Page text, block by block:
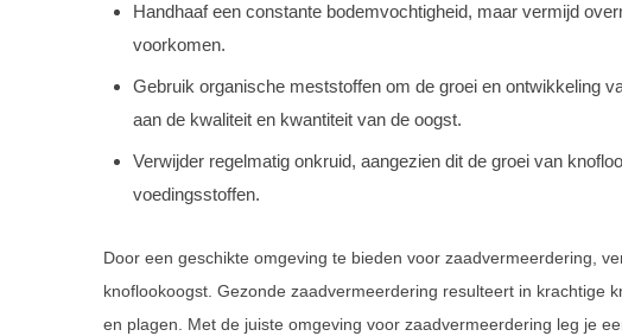
Handhaaf een constante bodemvochtigheid, maar vermijd
voorkomen.
Gebruik organische meststoffen om de groei en ontwikkeling
aan de kwaliteit en kwantiteit van de oogst.
Verwijder regelmatig onkruid, aangezien dit de groei van
voedingsstoffen.
Door een geschikte omgeving te bieden voor zaadvermeerdering,
knoflookoogst. Gezonde zaadvermeerdering resulteert in krachtige
en plagen. Met de juiste omgeving voor zaadvermeerdering leg je